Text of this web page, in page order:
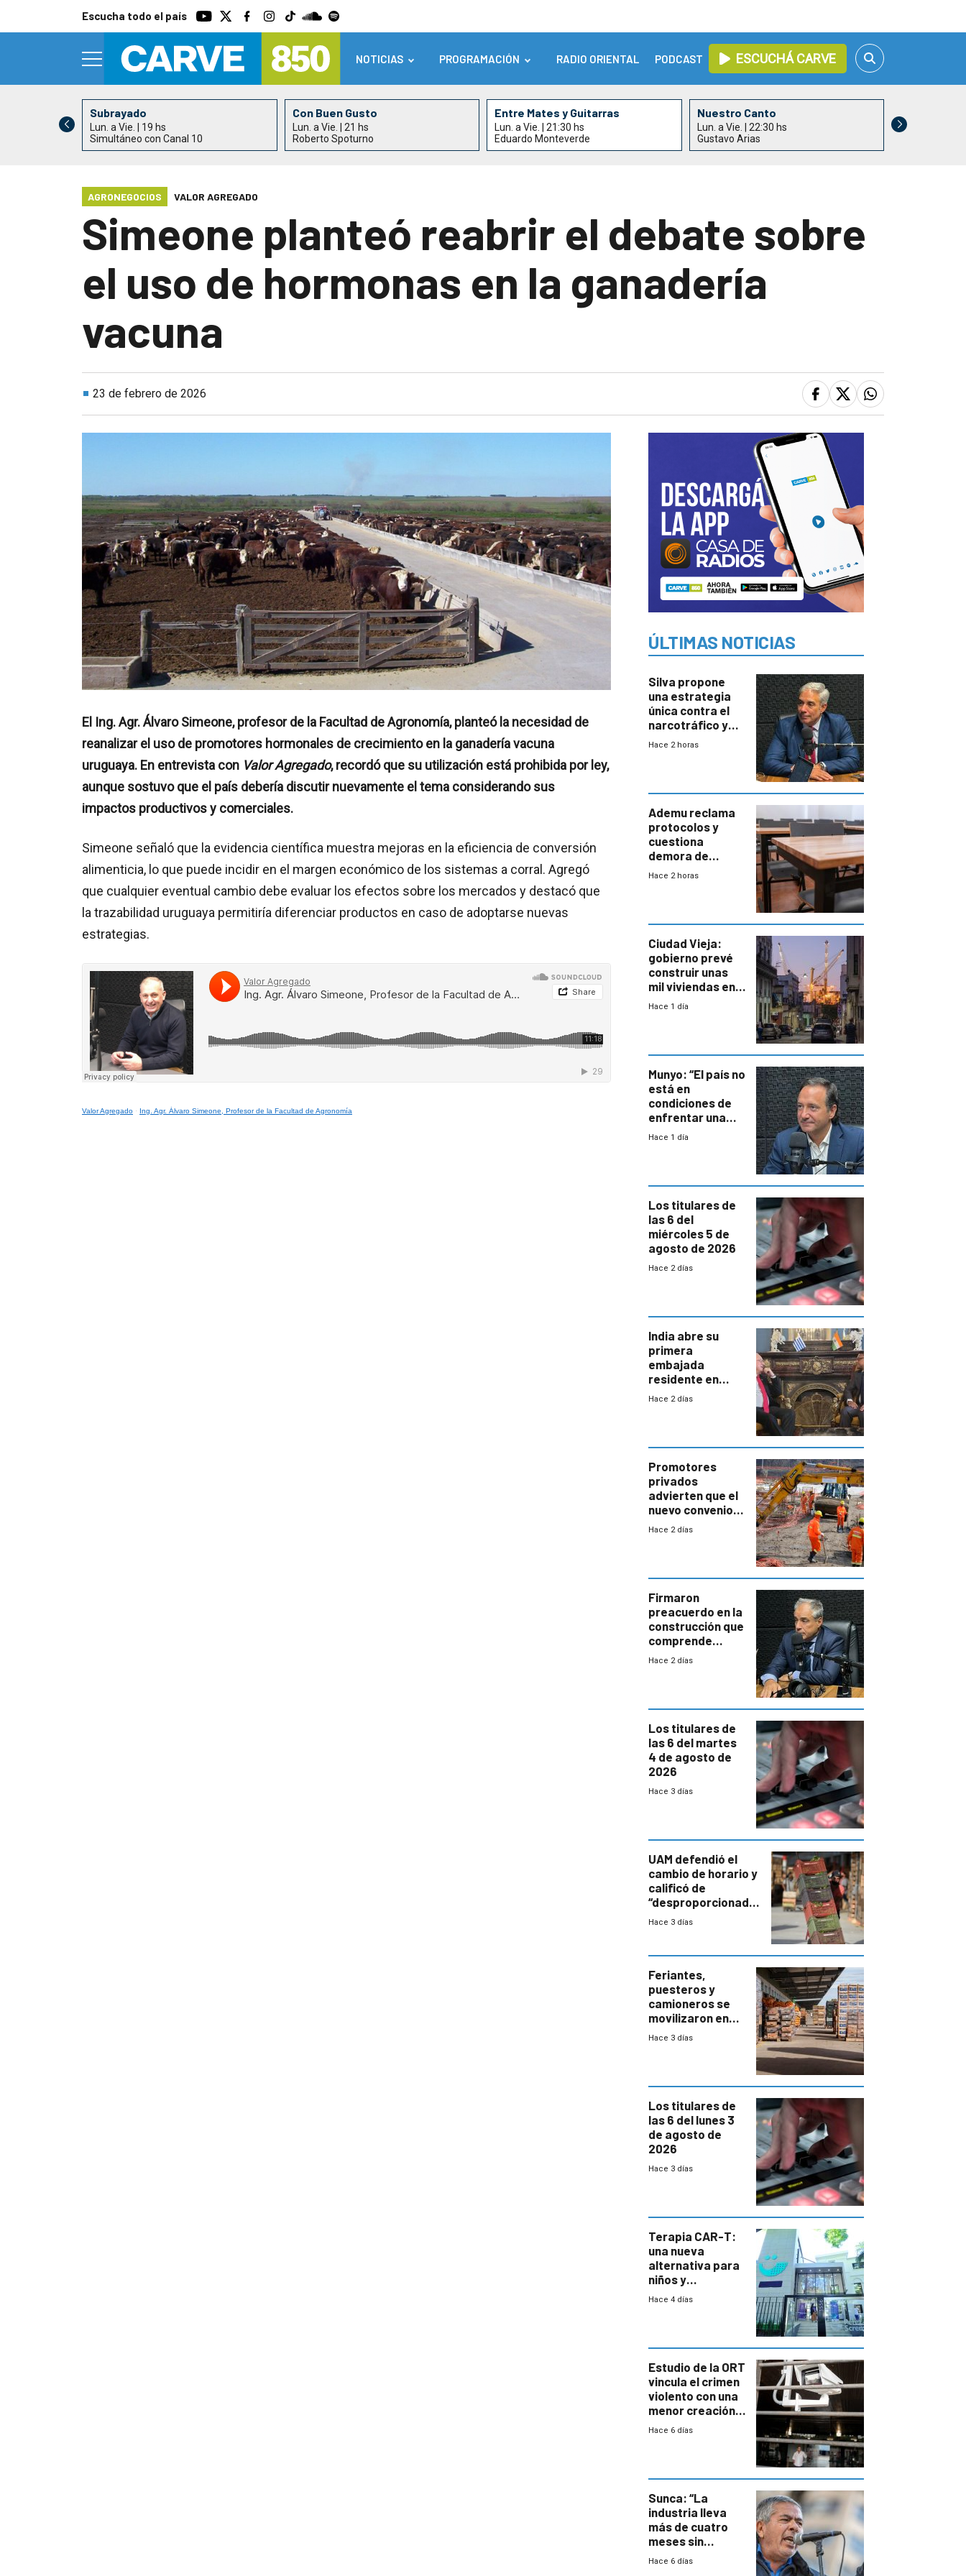
Escucha todo el país
NOTICIAS PROGRAMACIÓN RADIO ORIENTAL PODCAST ESCUCHÁ CARVE
Subrayado
Lun. a Vie. | 19 hs
Simultáneo con Canal 10
Con Buen Gusto
Lun. a Vie. | 21 hs
Roberto Spoturno
Entre Mates y Guitarras
Lun. a Vie. | 21:30 hs
Eduardo Monteverde
Nuestro Canto
Lun. a Vie. | 22:30 hs
Gustavo Arias
AGRONEGOCIOS VALOR AGREGADO
Simeone planteó reabrir el debate sobre
el uso de hormonas en la ganadería
vacuna
23 de febrero de 2026
El Ing. Agr. Álvaro Simeone, profesor de la Facultad de Agronomía, planteó la necesidad de
reanalizar el uso de promotores hormonales de crecimiento en la ganadería vacuna
uruguaya. En entrevista con Valor Agregado, recordó que su utilización está prohibida por ley,
aunque sostuvo que el país debería discutir nuevamente el tema considerando sus
impactos productivos y comerciales.
Simeone señaló que la evidencia científica muestra mejoras en la eficiencia de conversión
alimenticia, lo que puede incidir en el margen económico de los sistemas a corral. Agregó
que cualquier eventual cambio debe evaluar los efectos sobre los mercados y destacó que
la trazabilidad uruguaya permitiría diferenciar productos en caso de adoptarse nuevas
estrategias.
Valor Agregado · Ing. Agr. Álvaro Simeone, Profesor de la Facultad de Agronomía
ÚLTIMAS NOTICIAS
Silva propone
una estrategia
única contra el
narcotráfico y
mayor
Hace 2 horas
Ademu reclama
protocolos y
cuestiona
demora de
Primaria ante
Hace 2 horas
Ciudad Vieja:
gobierno prevé
construir unas
mil viviendas en
un plan de
Hace 1 día
Munyo: “El país no
está en
condiciones de
enfrentar una
reducción de la
Hace 1 día
Los titulares de
las 6 del
miércoles 5 de
agosto de 2026
Hace 2 días
India abre su
primera
embajada
residente en
Uruguay y crecen
enorme
potencial
Hace 2 días
Promotores
privados
advierten que el
nuevo convenio
de la
a revisar
proyectos
Hace 2 días
Firmaron
preacuerdo en la
construcción que
comprende
reducción
Hace 2 días
Los titulares de
las 6 del martes
4 de agosto de
2026
Hace 3 días
UAM defendió el
cambio de horario y
calificó de
“desproporcionado”
el bloqueo de
Hace 3 días
Feriantes,
puesteros y
camioneros se
movilizaron en
rechazo a
Hace 3 días
Los titulares de
las 6 del lunes 3
de agosto de
2026
Hace 3 días
Terapia CAR-T:
una nueva
alternativa para
niños y
adolescentes
Hace 4 días
Estudio de la ORT
vincula el crimen
violento con una
menor creación
de empresas
Hace 6 días
Sunca: “La
industria lleva
más de cuatro
meses sin
convenio
Hace 6 días